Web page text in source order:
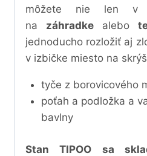
môžete nie len v
na
záhradke alebo
jednoducho rozložiť aj
v izbičke miesto na
tyče z borovicového
poťah a podložka a
bavlny
Stan TIPOO sa